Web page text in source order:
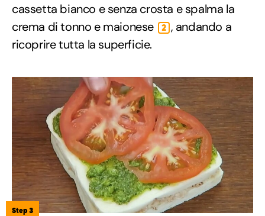
cassetta bianco e senza crosta e spalma la
crema di tonno e maionese
2 , andando a
ricoprire tutta la superficie.
Step 3